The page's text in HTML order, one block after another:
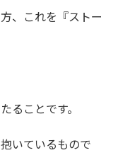
、これを『ストー
ることです。
いているもので